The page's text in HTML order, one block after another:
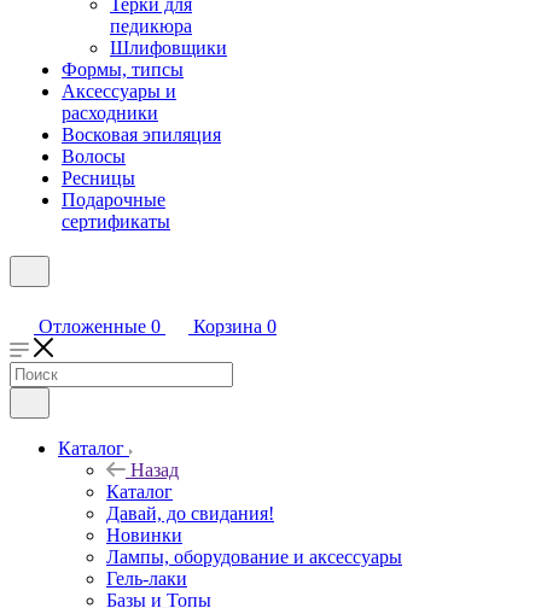
Терки для
педикюра
Шлифовщики
Формы, типсы
Аксессуары и
расходники
Восковая эпиляция
Волосы
Ресницы
Подарочные
сертификаты
Отложенные 0 Корзина 0
Каталог
Назад
Каталог
Давай, до свидания!
Новинки
Лампы, оборудование и аксессуары
Гель-лаки
Базы и Топы